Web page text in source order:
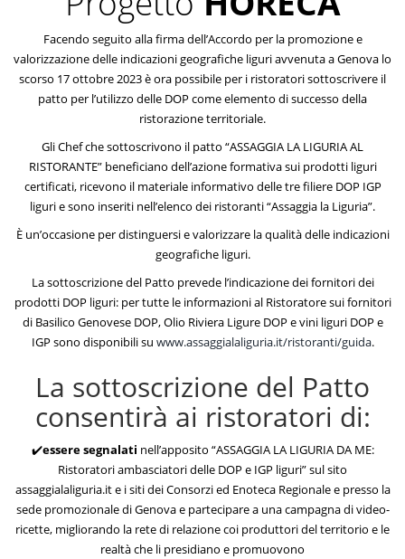
Facendo seguito alla firma dell’Accordo per la promozione e
valorizzazione delle indicazioni geografiche liguri avvenuta a Genova lo
scorso 17 ottobre 2023 è ora possibile per i ristoratori sottoscrivere il
patto per l’utilizzo delle DOP come elemento di successo della
ristorazione territoriale.
Gli Chef che sottoscrivono il patto “ASSAGGIA LA LIGURIA AL
RISTORANTE” beneficiano dell’azione formativa sui prodotti liguri
certificati, ricevono il materiale informativo delle tre filiere DOP IGP
liguri e sono inseriti nell’elenco dei ristoranti “Assaggia la Liguria”.
È un’occasione per distinguersi e valorizzare la qualità delle indicazioni
geografiche liguri.
La sottoscrizione del Patto prevede l’indicazione dei fornitori dei
prodotti DOP liguri: per tutte le informazioni al Ristoratore sui fornitori
di Basilico Genovese DOP, Olio Riviera Ligure DOP e vini liguri DOP e
IGP sono disponibili su www.assaggialaliguria.it/ristoranti/guida.
La sottoscrizione del Patto
consentirà ai ristoratori di:
✔️essere segnalati nell’apposito “ASSAGGIA LA LIGURIA DA ME:
Ristoratori ambasciatori delle DOP e IGP liguri” sul sito
assaggialaliguria.it e i siti dei Consorzi ed Enoteca Regionale e presso la
sede promozionale di Genova e partecipare a una campagna di video-
ricette, migliorando la rete di relazione coi produttori del territorio e le
realtà che li presidiano e promuovono